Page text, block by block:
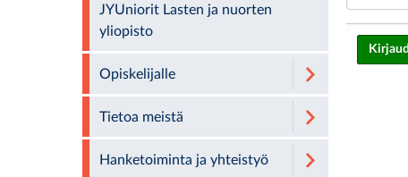
JYUniorit Lasten ja nuorten
yliopisto
Opiskelijalle
Tietoa meistä
Hanketoiminta ja yhteistyö